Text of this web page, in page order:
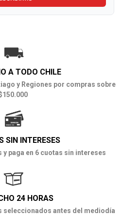
A TODO CHILE
y Regiones por compras sobre
SIN INTERESES
y paga en 6 cuotas sin intereses
24 HORAS
seleccionados antes del mediodía